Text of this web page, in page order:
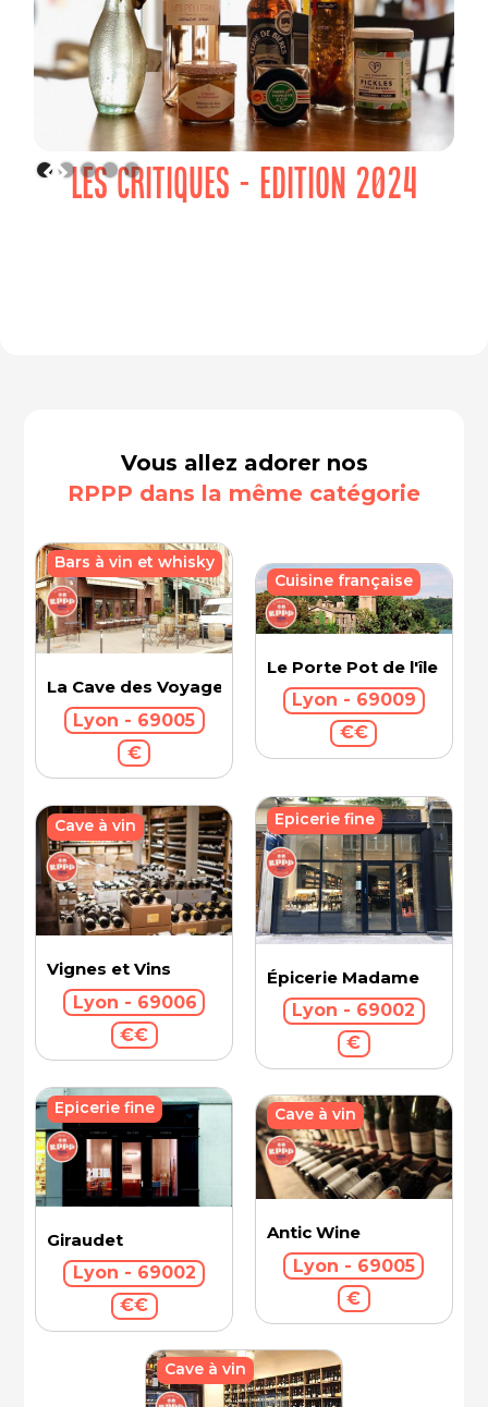
LES CRITIQUES - EDITION 2024
Vous allez adorer nos
RPPP dans la même catégorie
La Cave des Voyageurs
Lyon - 69005
€
Bars à vin et whisky
Le Porte Pot de l'île
Lyon - 69009
€€
Cuisine française
Vignes et Vins
Lyon - 69006
€€
Cave à vin
Épicerie Madame
Lyon - 69002
€
Epicerie fine
Giraudet
Lyon - 69002
€€
Epicerie fine
Antic Wine
Lyon - 69005
€
Cave à vin
Cave à vin